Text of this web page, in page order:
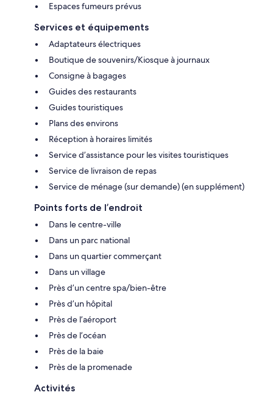
Espaces fumeurs prévus
Services et équipements
Adaptateurs électriques
Boutique de souvenirs/Kiosque à journaux
Consigne à bagages
Guides des restaurants
Guides touristiques
Plans des environs
Réception à horaires limités
Service d’assistance pour les visites touristiques
Service de livraison de repas
Service de ménage (sur demande) (en supplément)
Points forts de l’endroit
Dans le centre-ville
Dans un parc national
Dans un quartier commerçant
Dans un village
Près d’un centre spa/bien-être
Près d’un hôpital
Près de l’aéroport
Près de l’océan
Près de la baie
Près de la promenade
Activités